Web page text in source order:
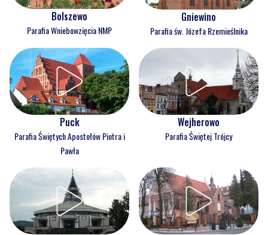
Bolszewo
Parafia Wniebowzięcia NMP
Gniewino
Parafia św. Józefa Rzemieślnika
Puck
Parafia Świętych Apostołów Piotra i
Pawła
Wejherowo
Parafia Świętej Trójcy